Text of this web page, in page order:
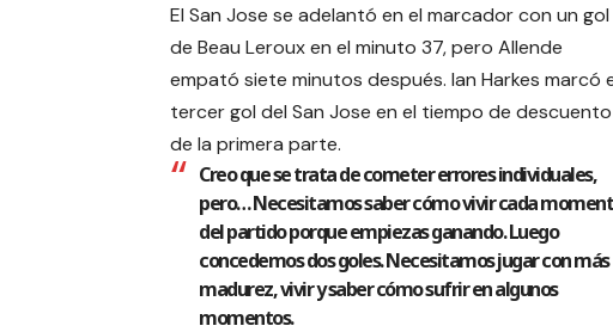
El San Jose se adelantó en el marcador con un gol
de Beau Leroux en el minuto 37, pero Allende
empató siete minutos después. Ian Harkes marcó
tercer gol del San Jose en el tiempo de descuento
de la primera parte.
Creo que se trata de cometer errores individuales,
pero… Necesitamos saber cómo vivir cada
del partido porque empiezas ganando. Luego
concedemos dos goles. Necesitamos jugar con más
madurez, vivir y saber cómo sufrir en algunos
momentos.